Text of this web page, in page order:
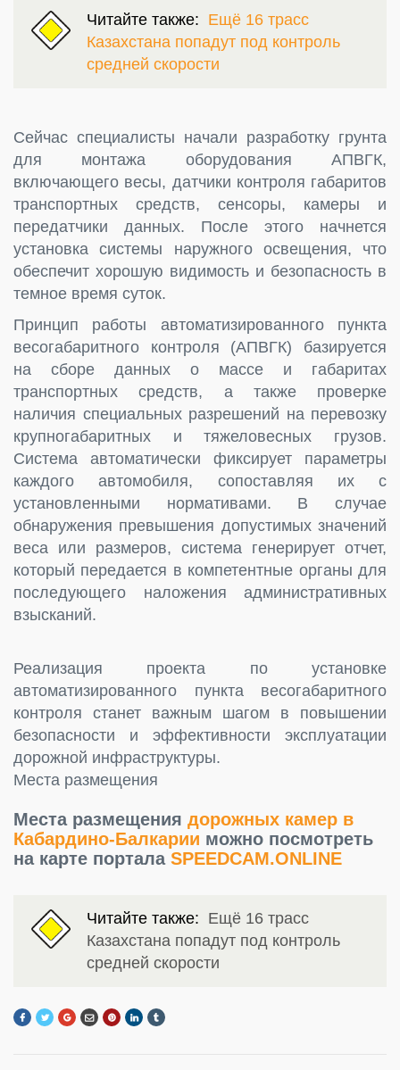
Читайте также: Ещё 16 трасс
Казахстана попадут под контроль
средней скорости
Сейчас специалисты начали разработку грунта
для монтажа оборудования АПВГК,
включающего весы, датчики контроля габаритов
транспортных средств, сенсоры, камеры и
передатчики данных. После этого начнется
установка системы наружного освещения, что
обеспечит хорошую видимость и безопасность в
темное время суток.
Принцип работы автоматизированного пункта
весогабаритного контроля (АПВГК) базируется
на сборе данных о массе и габаритах
транспортных средств, а также проверке
наличия специальных разрешений на перевозку
крупногабаритных и тяжеловесных грузов.
Система автоматически фиксирует параметры
каждого автомобиля, сопоставляя их с
установленными нормативами. В случае
обнаружения превышения допустимых значений
веса или размеров, система генерирует отчет,
который передается в компетентные органы для
последующего наложения административных
взысканий.
Реализация проекта по установке
автоматизированного пункта весогабаритного
контроля станет важным шагом в повышении
безопасности и эффективности эксплуатации
дорожной инфраструктуры.
Места размещения
Места размещения дорожных камер в
Кабардино-Балкарии можно посмотреть
на карте портала SPEEDCAM.ONLINE
Читайте также: Ещё 16 трасс
Казахстана попадут под контроль
средней скорости